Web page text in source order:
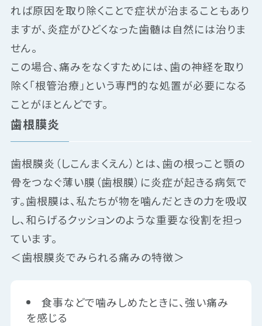
れば原因を取り除くことで症状が治まることもあり
ますが、炎症がひどくなった歯髄は自然には治りま
せん。
この場合、痛みをなくすためには、歯の神経を取り
除く「根管治療」という専門的な処置が必要になる
ことがほとんどです。
歯根膜炎
歯根膜炎（しこんまくえん）とは、歯の根っこと顎の
骨をつなぐ薄い膜（歯根膜）に炎症が起きる病気で
す。歯根膜は、私たちが物を噛んだときの力を吸収
し、和らげるクッションのような重要な役割を担っ
ています。
＜歯根膜炎でみられる痛みの特徴＞
食事などで噛みしめたときに、強い痛み
を感じる